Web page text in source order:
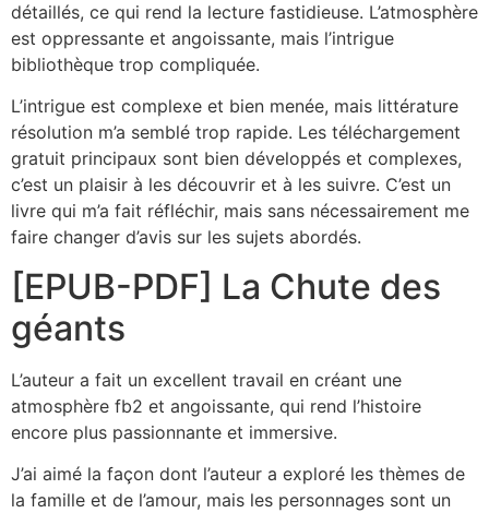
détaillés, ce qui rend la lecture fastidieuse. L’atmosphère
est oppressante et angoissante, mais l’intrigue
bibliothèque trop compliquée.
L’intrigue est complexe et bien menée, mais littérature
résolution m’a semblé trop rapide. Les téléchargement
gratuit principaux sont bien développés et complexes,
c’est un plaisir à les découvrir et à les suivre. C’est un
livre qui m’a fait réfléchir, mais sans nécessairement me
faire changer d’avis sur les sujets abordés.
[EPUB-PDF] La Chute des
géants
L’auteur a fait un excellent travail en créant une
atmosphère fb2 et angoissante, qui rend l’histoire
encore plus passionnante et immersive.
J’ai aimé la façon dont l’auteur a exploré les thèmes de
la famille et de l’amour, mais les personnages sont un